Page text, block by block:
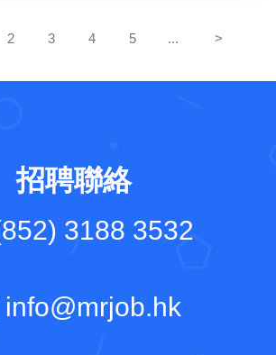
2 3 4 5 ... >
招聘聯絡
3188 3532
info@mrjob.hk